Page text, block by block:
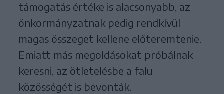
támogatás értéke is alacsonyabb, az
önkormányzatnak pedig rendkívül
magas összeget kellene előteremtenie.
Emiatt más megoldásokat próbálnak
keresni, az ötletelésbe a falu
közösségét is bevonták.